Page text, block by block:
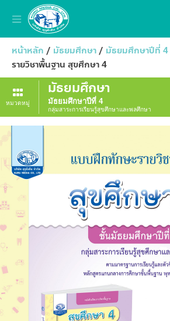
หน้าหลัก / มัธยมศึกษา/ มัธยมศึกษาปีที่ 4
รายวิชาพื้นฐาน สุขศึกษา 4
หมวดหมู่
มัธยมศึกษา
มัธยมศึกษาปีที่ 4
กลุ่มสาระการเรียนรู้สุขศึกษาและพลศึกษา